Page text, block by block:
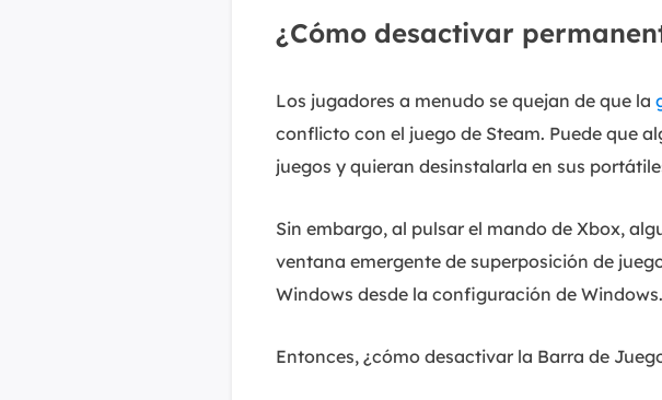
¿Cómo desactivar
Los jugadores a menudo se quejan de que la
conflicto con el juego de Steam. Puede que
juegos y quieran desinstalarla en sus
Sin embargo, al pulsar el mando de Xbox,
ventana emergente de superposición de
Windows desde la configuración de Windows.
Entonces, ¿cómo desactivar la Barra de